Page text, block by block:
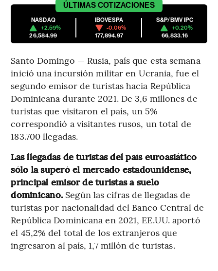
ÚLTIMAS COTIZACIONES
NASDAQ
+2.59%
26,584.99
IBOVESPA
-0.06%
177,894.97
S&P/BMV IPC
+0.20%
66,833.16
Santo Domingo — Rusia, país que esta semana
inició una incursión militar en Ucrania, fue el
segundo emisor de turistas hacia República
Dominicana durante 2021. De 3,6 millones de
turistas que visitaron el país, un 5%
correspondió a visitantes rusos, un total de
183.700 llegadas.
Las llegadas de turistas del país euroasiático
sólo la superó el mercado estadounidense,
principal emisor de turistas a suelo
dominicano. Según las cifras de llegadas de
turistas por nacionalidad del Banco Central de
República Dominicana en 2021, EE.UU. aportó
el 45,2% del total de los extranjeros que
ingresaron al país, 1,7 millón de turistas.